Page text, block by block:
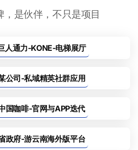
，是伙伴，不只是项目
人通力-KONE-电梯展厅
公司-私域精英社群应用
国咖啡-官网与APP迭代
政府-游云南海外版平台